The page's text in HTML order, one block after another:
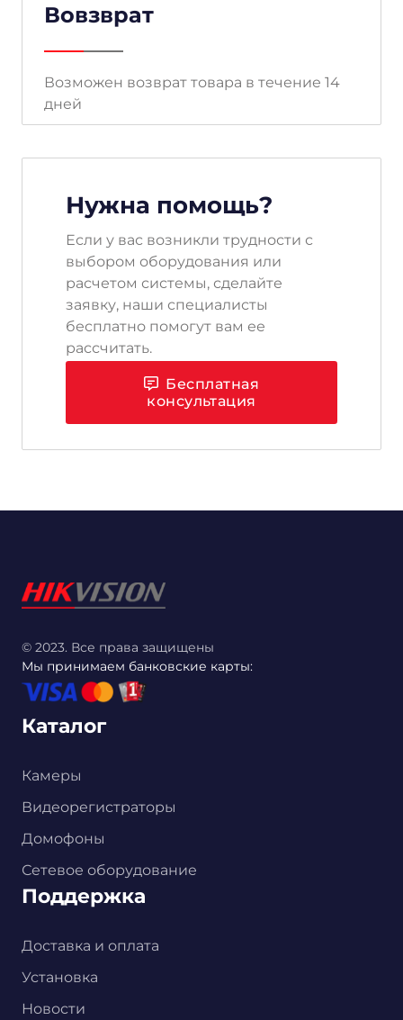
Вовзврат
Возможен возврат товара в течение 14
дней
Нужна помощь?
Если у вас возникли трудности с
выбором оборудования или
расчетом системы, сделайте
заявку, наши специалисты
бесплатно помогут вам ее
рассчитать.
Бесплатная
консультация
© 2023. Все права защищены
Мы принимаем банковские карты:
Каталог
Камеры
Видеорегистраторы
Домофоны
Сетевое оборудование
Поддержка
Доставка и оплата
Установка
Новости